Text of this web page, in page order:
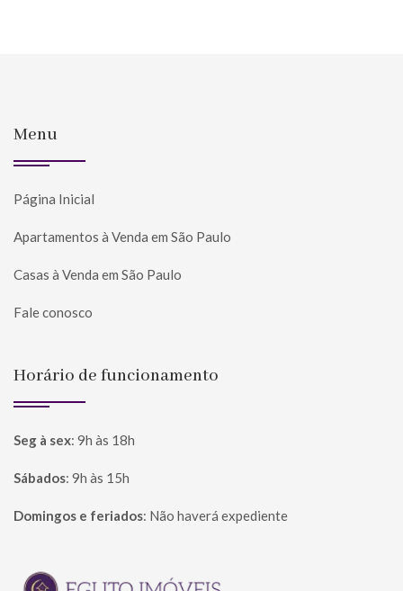
Menu
Página Inicial
Apartamentos à Venda em São Paulo
Casas à Venda em São Paulo
Fale conosco
Horário de funcionamento
Seg à sex: 9h às 18h
Sábados: 9h às 15h
Domingos e feriados: Não haverá expediente
Página inicial